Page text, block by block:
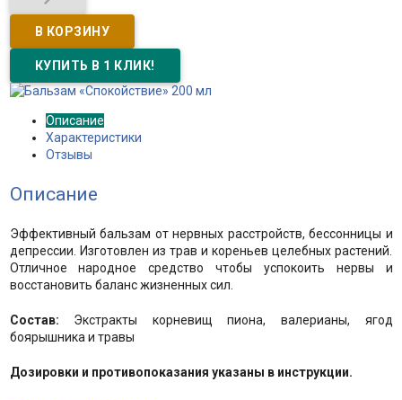
Описание
Характеристики
Отзывы
Описание
Эффективный бальзам от нервных расстройств, бессонницы и
депрессии. Изготовлен из трав и кореньев целебных растений.
Отличное народное средство чтобы успокоить нервы и
восстановить баланс жизненных сил.
Состав: Экстракты корневищ пиона, валерианы, ягод
боярышника и травы
Дозировки и противопоказания указаны в инструкции.